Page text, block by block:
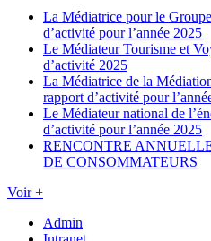
La Médiatrice pour le
d’activité pour l’année 2025
Le Médiateur Tourisme et
d’activité 2025
La Médiatrice de la
rapport d’activité pour
Le Médiateur national de
d’activité pour l’année 2025
RENCONTRE
DE CONSOMMATEURS
Voir +
Admin